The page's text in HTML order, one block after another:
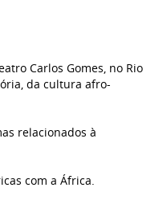
Carlos Gomes, no Rio
da cultura afro-
relacionados à
com a África.